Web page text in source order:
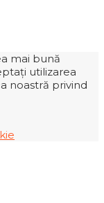
mai bună
utilizarea
noastră privind